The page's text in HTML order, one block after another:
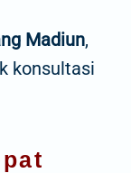
Madiun,
konsultasi